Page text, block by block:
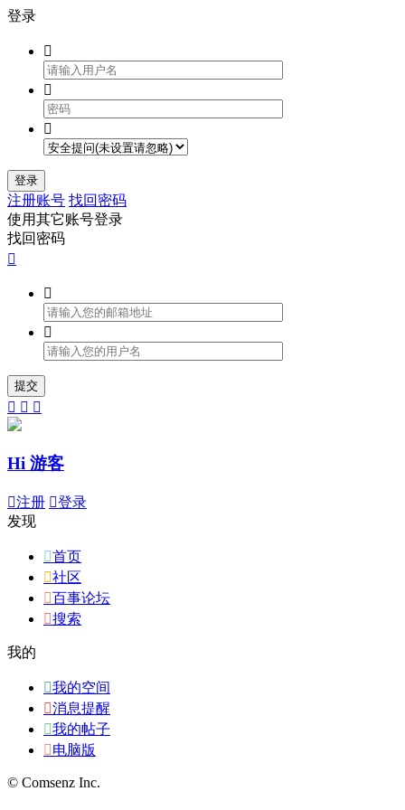
登录



登录
注册账号 找回密码
使用其它账号登录
找回密码



提交
  
Hi 游客
注册 登录
发现
首页
社区
百事论坛
搜索
我的
我的空间
消息提醒
我的帖子
电脑版
© Comsenz Inc.